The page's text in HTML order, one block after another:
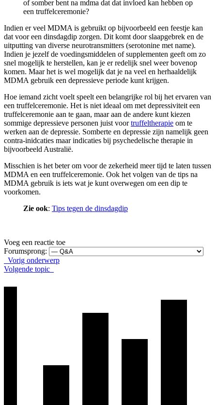
of somber bent na mdma dat dat invloed kan hebben op
een truffelceremonie?
Indien er veel MDMA is gebruikt op bijvoorbeeld een feestje kan
dat voor een dinsdagdip zorgen. Dit komt door slaapgebrek en de
uitputting van diverse neurotransmitters (serotonine met name).
Indien je jezelf de voedingsmiddelen of supplementen geeft om zo
snel mogelijk te herstellen, kan je er redelijk snel weer bovenop
komen. Maar het is wel mogelijk dat je na veel en herhaaldelijk
MDMA gebruik een depressieve periode kunt krijgen.
Hoe iemand zicht voelt speelt een belangrijke rol bij het ervaren van
een truffelceremonie. Het is niet ideaal om met depressiviteit een
truffelceremonie aan te gaan, maar aan de andere kunt kiezen
sommige depressieve personen juist voortruffeltherapie om te
werken aan de depressie. Somberte en depressie zijn namelijk geen
contra-inidcaties maar indicaties bij psychedelische therapie in
bijvoorbeeld Australië.
Misschien is het beter om voor de zekerheid meer tijd te laten tussen
MDMA en een truffelceremonie. Ook het volgen van de tips na
MDMA gebruik is iets wat je kunt overwegen om een dip te
voorkomen.
Zie ook: Tips tegen de dinsdagdip
Voeg een reactie toe
Forumsprong:
Vorig onderwerp
Volgende topic